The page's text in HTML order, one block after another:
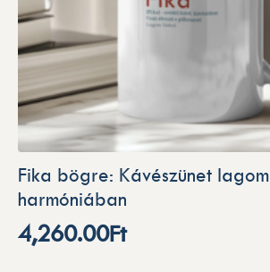
Fika bögre: Kávészünet lagom
harmóniában
4,260.00Ft